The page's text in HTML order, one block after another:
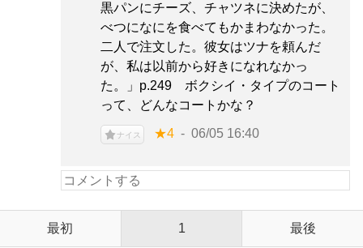
黒パンにチーズ、チャツネに決めたが、
べつになにを食べてもかまわなかった。
二人で注文した。彼女はツナを頼んだ
が、私は以前から好きになれなかっ
た。」p.249 ボクシイ・タイプのコート
って、どんなコートかな？
ナイス ★4 06/05 16:40
最初 1 最後